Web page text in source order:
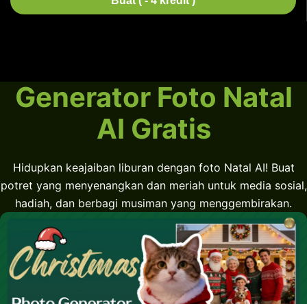
Generator Foto Natal
AI Gratis
Hidupkan keajaiban liburan dengan foto Natal AI! Buat
potret yang menyenangkan dan meriah untuk media sosial,
hadiah, dan berbagi musiman yang menggembirakan.